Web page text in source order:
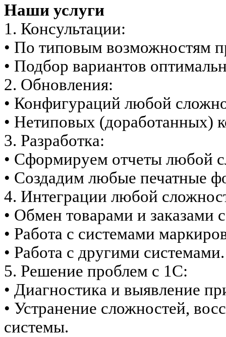
Наши услуги
1. Консультации:
• По типовым возможностям
• Подбор вариантов
2. Обновления:
• Конфигураций любой
• Нетиповых (доработанных)
3. Разработка:
• Сформируем отчеты любой
• Создадим любые печатные
4. Интеграции любой
• Обмен товарами и заказами
• Работа с системами
• Работа с другими системами.
5. Решение проблем с 1С:
• Диагностика и выявление
• Устранение сложностей,
системы.